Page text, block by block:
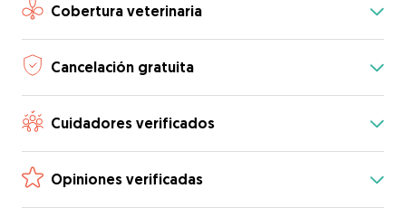
Cobertura veterinaria
Cancelación gratuita
Cuidadores verificados
Opiniones verificadas